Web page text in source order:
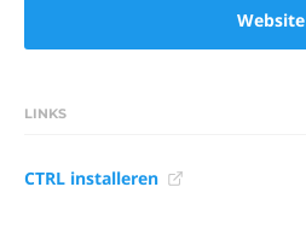
Website
LINKS
CTRL installeren